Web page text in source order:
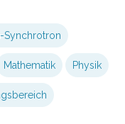
Synchrotron
Mathematik Physik